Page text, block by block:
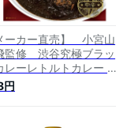
ーカー直売】 小宮山
監修 渋谷究極ブラッ
レーレトルトカレー ス
スカレー 36チャンバー
オブ・スパイス 36チャ
円